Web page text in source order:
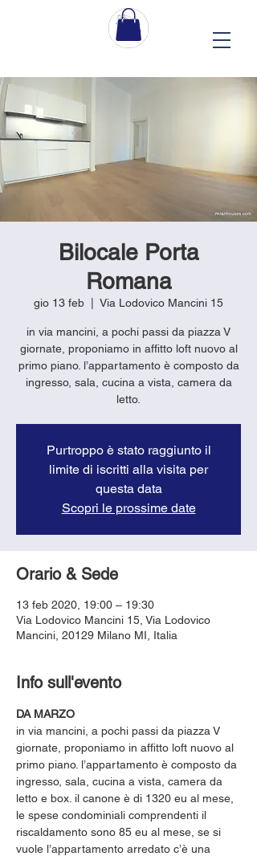
Bilocale Porta
Romana
gio 13 feb Via Lodovico Mancini 15
in via mancini, a pochi passi da piazza V
giornate, proponiamo in affitto loft nuovo al
primo piano. l’appartamento è composto da
ingresso, sala, cucina a vista, camera da
letto.
Purtroppo è stato raggiunto il
limite di iscritti alla visita per
questa data
Scopri le prossime date
Orario & Sede
13 feb 2020, 19:00 – 19:30
Via Lodovico Mancini 15, Via Lodovico
Mancini, 20129 Milano MI, Italia
Info sull'evento
DA MARZO
in via mancini, a pochi passi da piazza V
giornate, proponiamo in affitto loft nuovo al
primo piano. l’appartamento è composto da
ingresso, sala, cucina a vista, camera da
letto e box. il canone è di 1320 eu al mese,
le spese condominiali comprendenti il
riscaldamento sono 85 eu al mese, se si
vuole l’appartamento arredato c’è una